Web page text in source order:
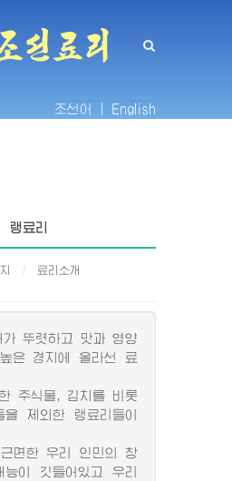
조선어 | English
랭료리
료리소개
뚜렷하고 맛과 영양
은 경지에 올라선 료
주식물, 김치를 비롯
을 제외한 랭료리들이
면한 우리 인민의 창
능이 깃들어있고 우리